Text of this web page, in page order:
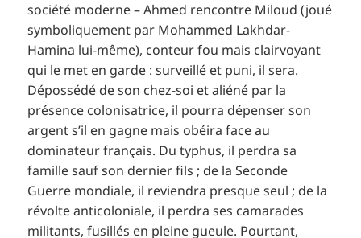
société moderne – Ahmed rencontre Miloud (joué
symboliquement par Mohammed Lakhdar-
Hamina lui-même), conteur fou mais clairvoyant
qui le met en garde : surveillé et puni, il sera.
Dépossédé de son chez-soi et aliéné par la
présence colonisatrice, il pourra dépenser son
argent s’il en gagne mais obéira face au
dominateur français. Du typhus, il perdra sa
famille sauf son dernier fils ; de la Seconde
Guerre mondiale, il reviendra presque seul ; de la
révolte anticoloniale, il perdra ses camarades
militants, fusillés en pleine gueule. Pourtant,